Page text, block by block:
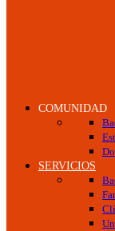
COMUNIDAD
SERVICIOS